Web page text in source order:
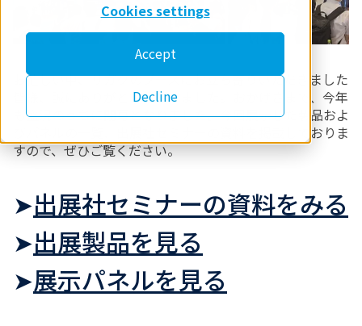
Cookies settings
Accept
Decline
お忙しい中、リガクのブースにお立ち寄りいただきました
皆様、誠にありがとうございました。おかげさまで、今年
も盛況のうちに閉幕となりました。今回展示した製品およ
びパネルの一覧、出展社セミナーの資料を掲載しておりま
すので、ぜひご覧ください。
➤出展社セミナーの資料をみる
➤出展製品を見る
➤展示パネルを見る